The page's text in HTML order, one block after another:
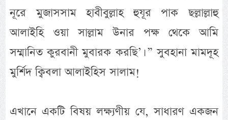
নূরে মুজাসসাম হাবীবুল্লাহ হুযূর পাক ছল্লাল্লাহু
আলাইহি ওয়া সাল্লাম উনার পক্ষ থেকে আমি
সম্মানিত কুরবানী মুবারক করছি’। ” সুবহানা মামদূহ
মুর্শিদ ক্বিবলা আলাইহিস সালাম!
এখানে একটি বিষয় লক্ষ্যণীয় যে, সাধারণ একজন